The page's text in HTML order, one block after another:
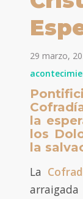
29 marzo,
la
los
la
La